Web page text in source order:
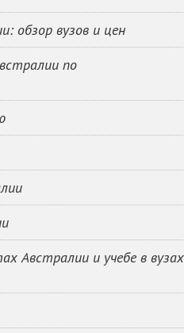
обзор вузов и цен
по
Австралии и учебе в вузах